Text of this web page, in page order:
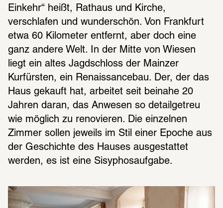
Einkehr“ heißt, Rathaus und Kirche,
verschlafen und wunderschön. Von Frankfurt
etwa 60 Kilometer entfernt, aber doch eine
ganz andere Welt. In der Mitte von Wiesen
liegt ein altes Jagdschloss der Mainzer
Kurfürsten, ein Renaissancebau. Der, der das
Haus gekauft hat, arbeitet seit beinahe 20
Jahren daran, das Anwesen so detailgetreu
wie möglich zu renovieren. Die einzelnen
Zimmer sollen jeweils im Stil einer Epoche aus
der Geschichte des Hauses ausgestattet
werden, es ist eine Sisyphosaufgabe.